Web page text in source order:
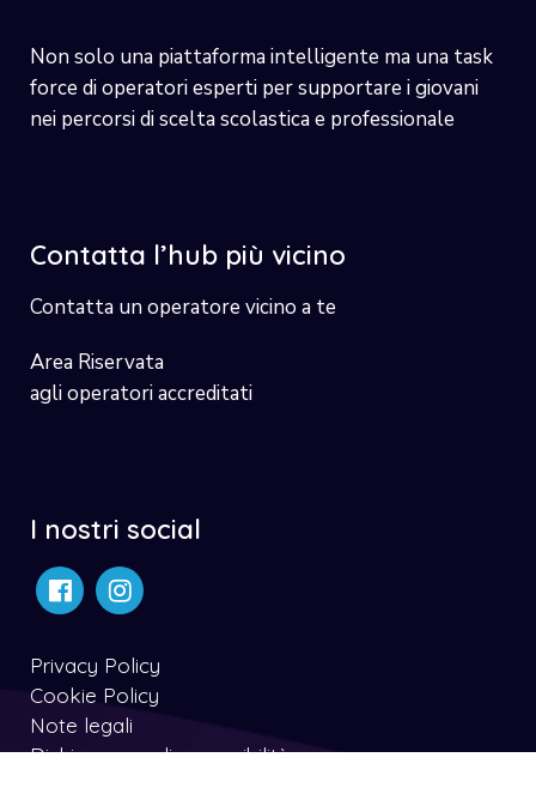
Non solo una piattaforma intelligente ma una task
force di operatori esperti per supportare i giovani
nei percorsi di scelta scolastica e professionale
Contatta l’hub più vicino
Contatta un operatore vicino a te
Area Riservata
agli operatori accreditati
I nostri social
Privacy Policy
Cookie Policy
Note legali
Dichiarazone di accessibilità